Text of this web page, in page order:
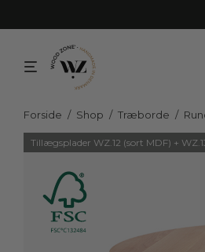
Forside / Shop / Træborde /
Tillægsplader WZ.12 (sort MDF) +